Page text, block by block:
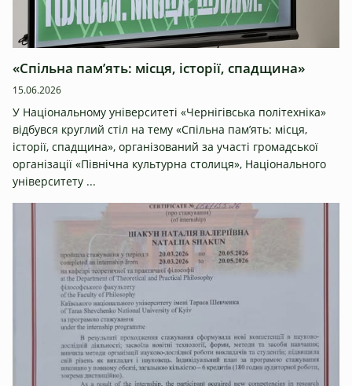
«Спільна пам’ять: місця, історії, спадщина»
15.06.2026
У Національному університеті «Чернігівська політехніка»
відбувся круглий стіл на тему «Спільна пам’ять: місця,
історії, спадщина», організований за участі громадської
організації «Північна культурна столиця», Національного
університету ...